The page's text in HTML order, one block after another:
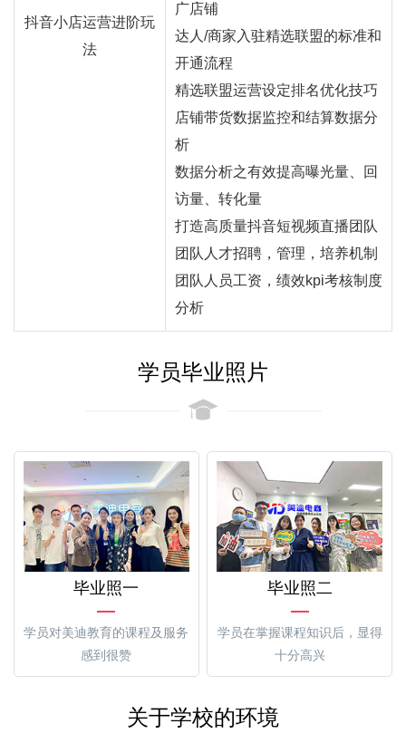
抖音小店运营进阶玩
法
广店铺
达人/商家入驻精选联盟的标准和
开通流程
精选联盟运营设定排名优化技巧
店铺带货数据监控和结算数据分
析
数据分析之有效提高曝光量、回
访量、转化量
打造高质量抖音短视频直播团队
团队人才招聘，管理，培养机制
团队人员工资，绩效kpi考核制度
分析
学员毕业照片
毕业照一
学员对美迪教育的课程及服务
感到很赞
毕业照二
学员在掌握课程知识后，显得
十分高兴
关于学校的环境